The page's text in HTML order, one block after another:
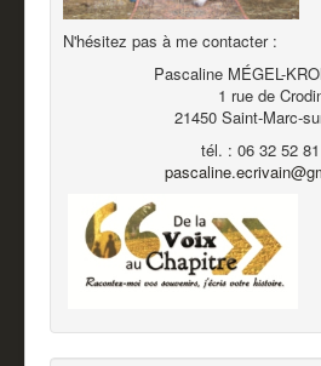
N'hésitez pas à me contacter :
Pascaline MÉGEL-
1 rue de
21450 Saint-Marc-
tél. : 06 32 52